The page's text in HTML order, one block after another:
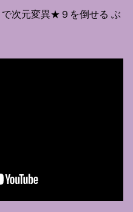
次元変異★９を倒せる ぶ